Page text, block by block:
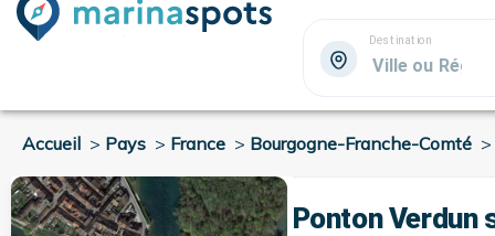
Destination
Accueil > Pays > France > Bourgogne-Franche-Comté >
Ponton Verdun